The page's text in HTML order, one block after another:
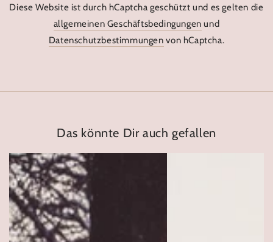
Diese Website ist durch hCaptcha geschützt und es gelten die
allgemeinen Geschäftsbedingungen und
Datenschutzbestimmungen von hCaptcha.
Das könnte Dir auch gefallen